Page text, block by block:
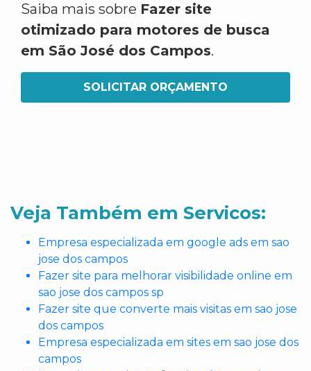
Saiba mais sobre Fazer site
otimizado para motores de busca
em São José dos Campos.
SOLICITAR ORÇAMENTO
Veja Também em Servicos:
Empresa especializada em google ads em sao
jose dos campos
Fazer site para melhorar visibilidade online em
sao jose dos campos sp
Fazer site que converte mais visitas em sao jose
dos campos
Empresa especializada em sites em sao jose dos
campos